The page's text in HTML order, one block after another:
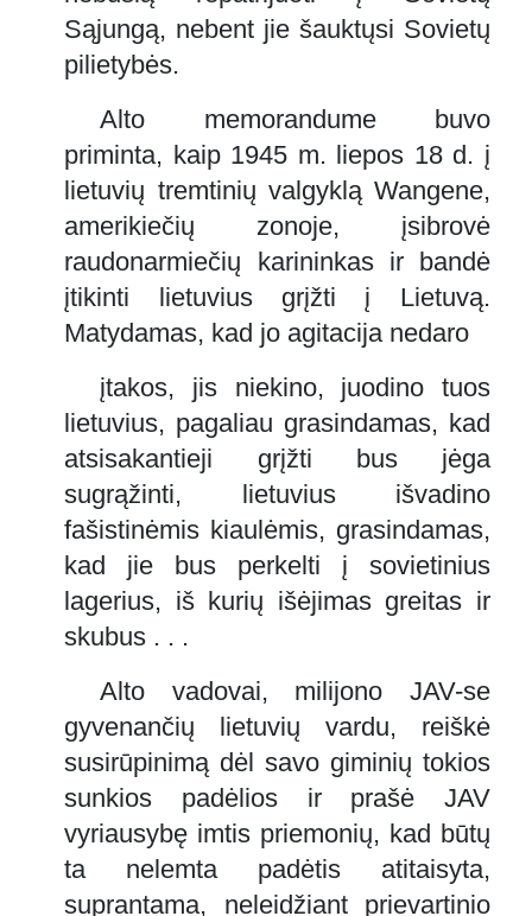
Sąjungą, nebent jie šauktųsi Sovietų
pilietybės.
Alto memorandume buvo
priminta, kaip 1945 m. liepos 18 d. į
lietuvių tremtinių valgyklą Wangene,
amerikiečių zonoje, įsibrovė
raudonarmiečių karininkas ir bandė
įtikinti lietuvius grįžti į Lietuvą.
Matydamas, kad jo agitacija nedaro
įtakos, jis niekino, juodino tuos
lietuvius, pagaliau grasindamas, kad
atsisakantieji grįžti bus jėga
sugrąžinti, lietuvius išvadino
fašistinėmis kiaulėmis, grasindamas,
kad jie bus perkelti į sovietinius
lagerius, iš kurių išėjimas greitas ir
skubus . . .
Alto vadovai, milijono JAV-se
gyvenančių lietuvių vardu, reiškė
susirūpinimą dėl savo giminių tokios
sunkios padėlios ir prašė JAV
vyriausybę imtis priemonių, kad būtų
ta nelemta padėtis atitaisyta,
suprantama, neleidžiant prievartinio